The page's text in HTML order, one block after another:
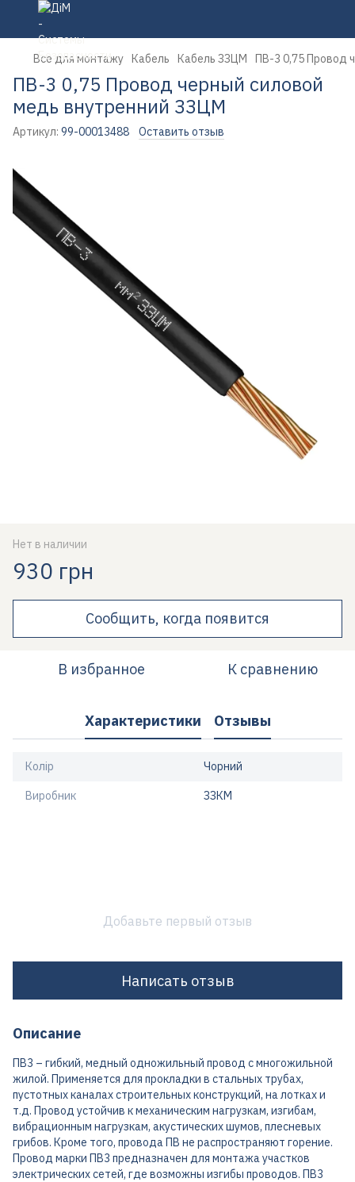
Все для монтажу Кабель Кабель ЗЗЦМ ПВ-3 0,75 Провод
ПВ-3 0,75 Провод черный силовой
медь внутренний ЗЗЦМ
Артикул: 99-00013488 Оставить отзыв
Нет в наличии
930 грн
Сообщить, когда появится
В избранное К сравнению
Характеристики Отзывы
Колір Чорний
Виробник ЗЗКМ
Добавьте первый отзыв
Написать отзыв
Описание
ПВ3 – гибкий, медный одножильный провод с многожильной
жилой. Применяется для прокладки в стальных трубах,
пустотных каналах строительных конструкций, на лотках и
т.д. Провод устойчив к механическим нагрузкам, изгибам,
вибрационным нагрузкам, акустических шумов, плесневых
грибов. Кроме того, провода ПВ не распространяют горение.
Провод марки ПВ3 предназначен для монтажа участков
электрических сетей, где возможны изгибы проводов. ПВ3